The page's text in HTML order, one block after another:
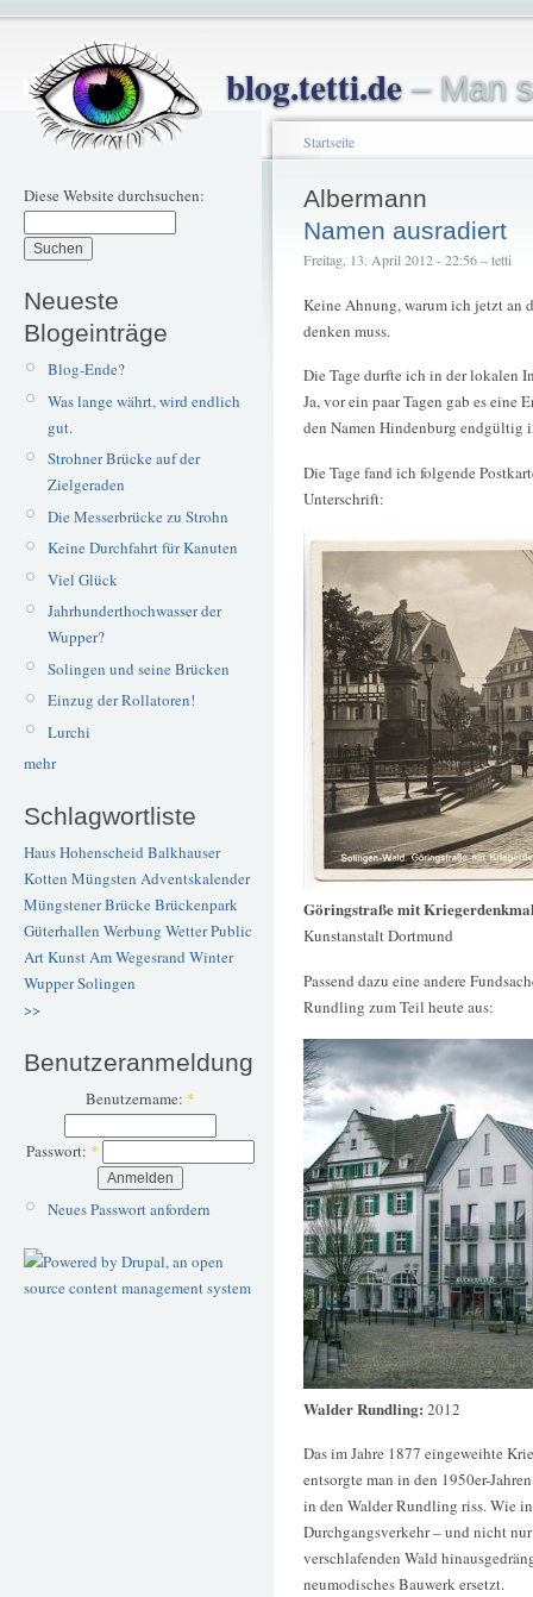
blog.tetti.de– Man
Diese Website durchsuchen:
Neueste
Blogeinträge
Blog-Ende?
Was lange währt, wird endlich
gut.
Strohner Brücke auf der
Zielgeraden
Die Messerbrücke zu Strohn
Keine Durchfahrt für Kanuten
Viel Glück
Jahrhunderthochwasser der
Wupper?
Solingen und seine Brücken
Einzug der Rollatoren!
Lurchi
mehr
Schlagwortliste
Haus Hohenscheid Balkhauser
Kotten Müngsten Adventskalender
Müngstener BrückeBrückenpark
Güterhallen Werbung WetterPublic
ArtKunstAm Wegesrand Winter
WupperSolingen
>>
Benutzeranmeldung
Benutzername: *
Passwort: *
Neues Passwort anfordern
Startseite
Albermann
Namen ausradiert
Freitag, 13. April 2012 - 22:56 – tetti
Keine Ahnung, warum ich jetzt an
denken muss.
Die Tage durfte ich in der lokalen
Ja, vor ein paar Tagen gab es eine
den Namen Hindenburg endgültig
Die Tage fand ich folgende
Unterschrift:
Göringstraße mit
Kunstanstalt Dortmund
Passend dazu eine andere
Rundling zum Teil heute aus:
Walder Rundling: 2012
Das im Jahre 1877 eingeweihte
entsorgte man in den 1950er-
in den Walder Rundling riss. Wie
Durchgangsverkehr – und nicht
verschlafenden Wald
neumodisches Bauwerk ersetzt.